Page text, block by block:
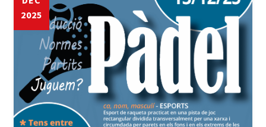
Cinéma
Conférences
Cours
2025